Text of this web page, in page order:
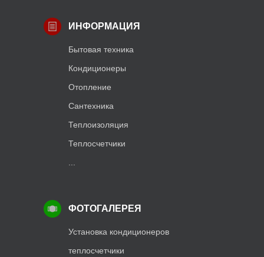
ИНФОРМАЦИЯ
Бытовая техника
Кондиционеры
Отопление
Сантехника
Теплоизоляция
Теплосчетчики
ФОТОГАЛЕРЕЯ
Установка кондиционеров
теплосчетчики